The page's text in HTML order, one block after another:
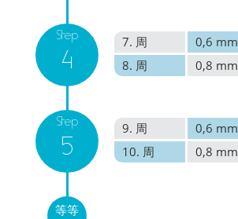
Step
4
7. 周
0,6 mm
8. 周
0,8 mm
Step
5
9. 周
0,6 mm
10. 周
0,8 mm
等等